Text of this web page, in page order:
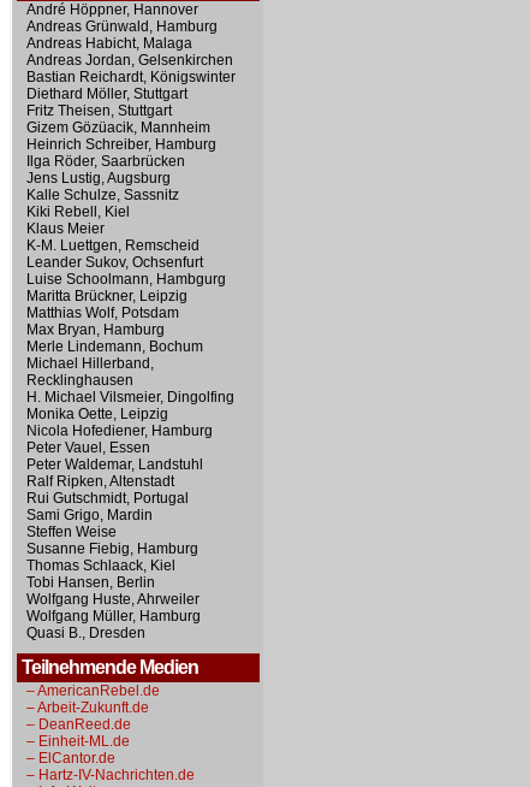
André Höppner, Hannover
Andreas Grünwald, Hamburg
Andreas Habicht, Malaga
Andreas Jordan, Gelsenkirchen
Bastian Reichardt, Königswinter
Diethard Möller, Stuttgart
Fritz Theisen, Stuttgart
Gizem Gözüacik, Mannheim
Heinrich Schreiber, Hamburg
Ilga Röder, Saarbrücken
Jens Lustig, Augsburg
Kalle Schulze, Sassnitz
Kiki Rebell, Kiel
Klaus Meier
K-M. Luettgen, Remscheid
Leander Sukov, Ochsenfurt
Luise Schoolmann, Hambgurg
Maritta Brückner, Leipzig
Matthias Wolf, Potsdam
Max Bryan, Hamburg
Merle Lindemann, Bochum
Michael Hillerband,
Recklinghausen
H. Michael Vilsmeier, Dingolfing
Monika Oette, Leipzig
Nicola Hofediener, Hamburg
Peter Vauel, Essen
Peter Waldemar, Landstuhl
Ralf Ripken, Altenstadt
Rui Gutschmidt, Portugal
Sami Grigo, Mardin
Steffen Weise
Susanne Fiebig, Hamburg
Thomas Schlaack, Kiel
Tobi Hansen, Berlin
Wolfgang Huste, Ahrweiler
Wolfgang Müller, Hamburg
Quasi B., Dresden
Teilnehmende Medien
– AmericanRebel.de
– Arbeit-Zukunft.de
– DeanReed.de
– Einheit-ML.de
– ElCantor.de
– Hartz-IV-Nachrichten.de